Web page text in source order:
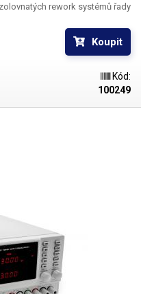
rework systémů řady
systému i
zobrazovány naKoupit
Kód:
100249